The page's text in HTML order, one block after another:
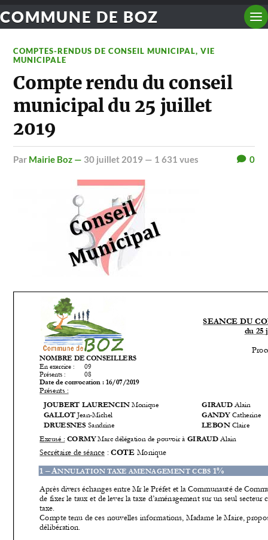
COMMUNE DE BOZ
COMPTES-RENDUS DE CONSEIL MUNICIPAL,VIE
MUNICIPALE
Compte rendu du conseil
municipal du 25 juillet
2019
par Mairie Boz — 30 juillet 2019 — 1 631 vues 0